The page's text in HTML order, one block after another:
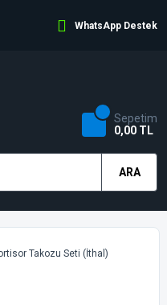
WhatsApp Destek
ARA
Sepetim
0,00 TL